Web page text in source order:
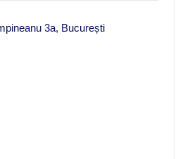
3a, București